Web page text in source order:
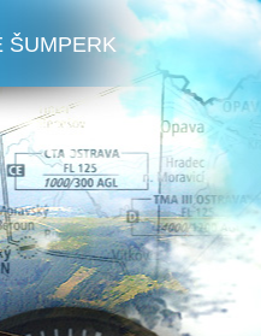
ŠUMPERK